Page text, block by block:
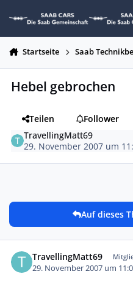
Startseite Saab
Hebel gebrochen
Teilen
Follower
TravellingMatt69
29. November 2007 um
Auf dieses
TravellingMatt69
29. November 2007 um